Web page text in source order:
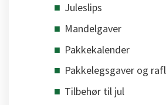
Juleslips
Mandelgaver
Pakkekalender
Pakkelegsgaver og
Tilbehør til jul